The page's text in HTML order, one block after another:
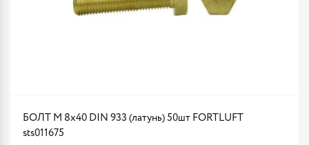
БОЛТ М 8х40 DIN 933 (латунь) 50шт FORTLUFT
sts011675